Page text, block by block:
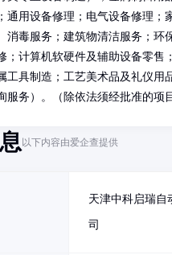
通用设备修理；电气设备修理；
消毒服务；建筑物清洁服务；环
；计算机软硬件及辅助设备零售
工具制造；工艺美术品及礼仪用
服务）。（除依法须经批准的项
以下内容由爱企查提供
天津中科启瑞自
司